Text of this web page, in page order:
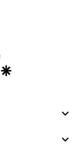
youtube-
footer
twitter